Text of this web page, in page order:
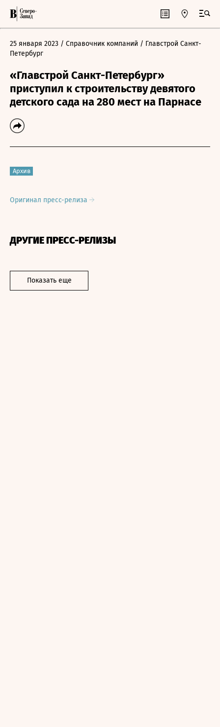
25 января 2023 / Справочник компаний / Главстрой Санкт-
Петербург
«Главстрой Санкт-Петербург»
приступил к строительству девятого
детского сада на 280 мест на Парнасе
Архив
Оригинал пресс-релиза
ДРУГИЕ ПРЕСС-РЕЛИЗЫ
Показать еще